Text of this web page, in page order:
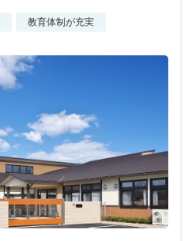
教育体制が充実